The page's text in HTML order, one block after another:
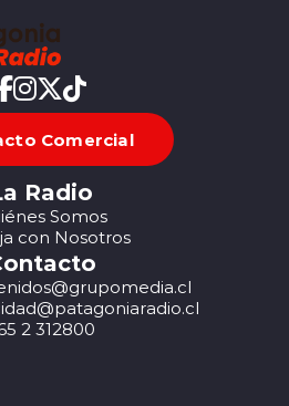
Comercial
Radio
Somos
con Nosotros
2 312800